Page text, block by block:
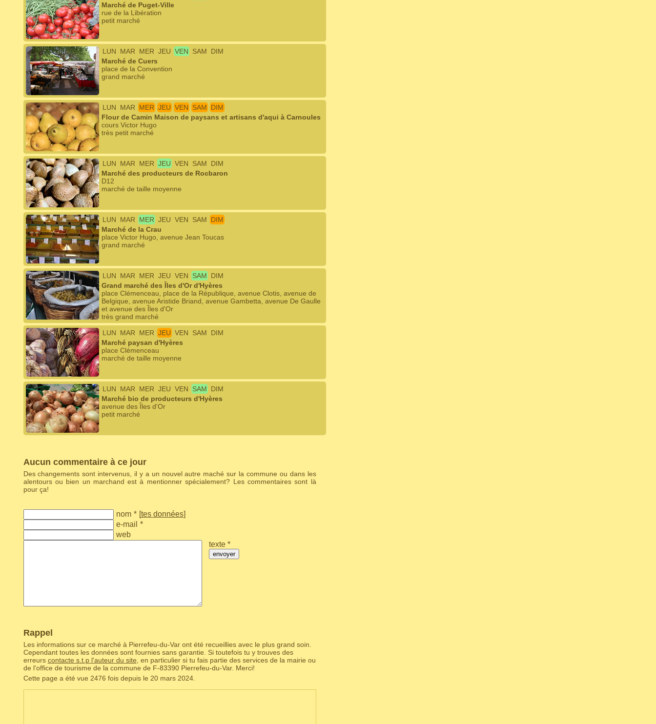
Marché de Puget-Ville
rue de la Libération
petit marché
LUN MAR MER JEU VEN SAM
DIM
Marché de Cuers
place de la Convention
grand marché
LUN MAR MER JEU VEN SAM
DIM
Flour de Camin Maison de paysans et artisans d'aqui à Carnoules
cours Victor Hugo
très petit marché
LUN MAR MER JEU VEN SAM
DIM
Marché des producteurs de Rocbaron
D12
marché de taille moyenne
LUN MAR MER JEU VEN SAM
DIM
Marché de la Crau
place Victor Hugo, avenue Jean Toucas
grand marché
LUN MAR MER JEU VEN SAM
DIM
Grand marché des Îles d'Or d'Hyères
place Clémenceau, place de la République, avenue Clotis, avenue de
Belgique, avenue Aristide Briand, avenue Gambetta, avenue De Gaulle
et avenue des Îles d'Or
très grand marché
LUN MAR MER JEU VEN SAM
DIM
Marché paysan d'Hyères
place Clémenceau
marché de taille moyenne
LUN MAR MER JEU VEN SAM
DIM
Marché bio de producteurs d'Hyères
avenue des Îles d'Or
petit marché
Aucun commentaire à ce jour
Des changements sont intervenus, il y a un nouvel autre maché sur la commune ou dans les
alentours ou bien un marchand est à mentionner spécialement? Les commentaires sont là
pour ça!
nom * [tes données]
e-mail *
web
texte *
envoyer
Rappel
Les informations sur ce marché à Pierrefeu-du-Var ont été recueillies avec le plus grand soin.
Cependant toutes les données sont fournies sans garantie. Si toutefois tu y trouves des
erreurs contacte s.t.p l'auteur du site , en particulier si tu fais partie des services de la mairie ou
de l'office de tourisme de la commune de F‑83390 Pierrefeu-du-Var. Merci!
Cette page a été vue 2476 fois depuis le 20 mars 2024.